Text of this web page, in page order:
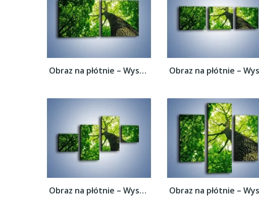
Obraz na płótnie – Wysoko na drzewie –...
Obraz na płótnie – Wysoko na drzewie –...